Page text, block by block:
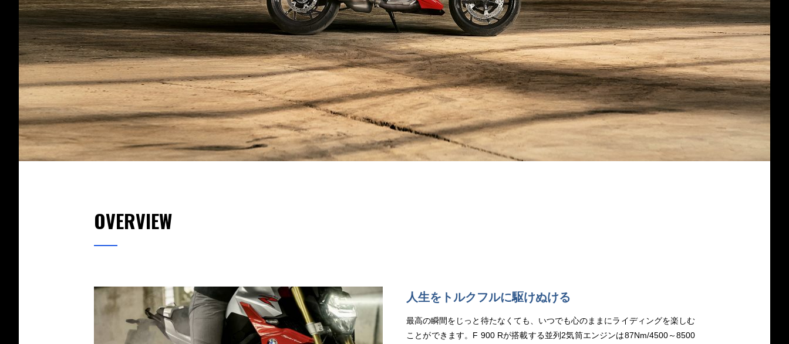
OVERVIEW
人生をトルクフルに駆けぬける
最高の瞬間をじっと待たなくても、いつでも心のままにライディングを楽しむ
ことができます。F 900 Rが搭載する並列2気筒エンジンは87Nm/4500～8500